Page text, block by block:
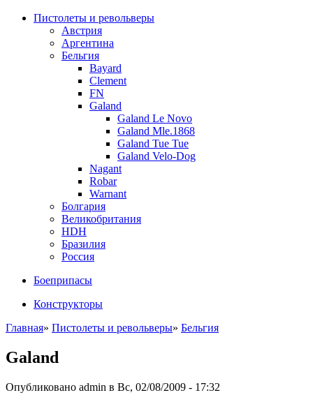
Пистолеты и револьверы
Австрия
Аргентина
Бельгия
Bayard
Clement
FN
Galand
Galand Le Novo
Galand Mle.1868
Galand Tue Tue
Galand Velo-Dog
Nagant
Robar
Warnant
Болгария
Великобритания
HDH
Бразилия
Россия
Боеприпасы
Конструкторы
Главная» Пистолеты и револьверы» Бельгия
Galand
Опубликовано admin в Вс, 02/08/2009 - 17:32